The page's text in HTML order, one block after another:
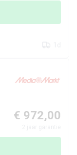
€ 972,00